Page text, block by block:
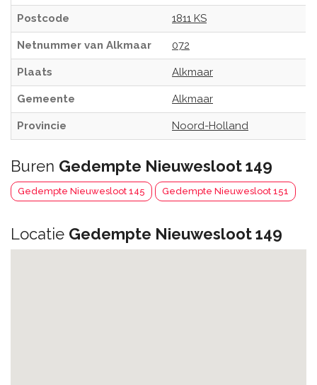
Postcode 1811 KS
Netnummer van Alkmaar 072
Plaats Alkmaar
Gemeente Alkmaar
Provincie Noord-Holland
Buren Gedempte Nieuwesloot 149
Gedempte Nieuwesloot 145 Gedempte Nieuwesloot 151
Locatie Gedempte Nieuwesloot 149